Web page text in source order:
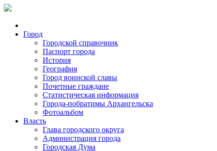
Город
Городской справочник
Паспорт города
История
География
Город воинской славы
Почетные граждане
Статистическая информация
Города-побратимы Архангельска
Фотоальбом
Власть
Глава городского округа
Администрация города
Городская Дума